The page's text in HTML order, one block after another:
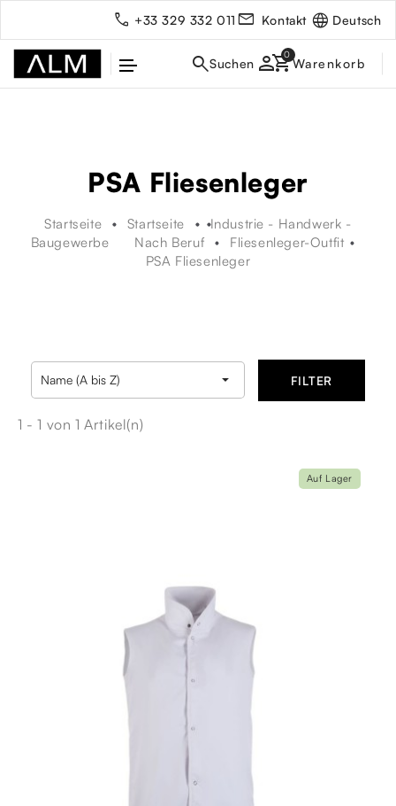
+33 329 332 011 Kontakt Deutsch
person
PSA Fliesenleger
Startseite Startseite
Industrie - Handwerk -
Baugewerbe
Nach Beruf
Fliesenleger-Outfit
PSA Fliesenleger
Name (A bis Z)  FILTER
1 - 1 von 1 Artikel(n)
Auf Lager